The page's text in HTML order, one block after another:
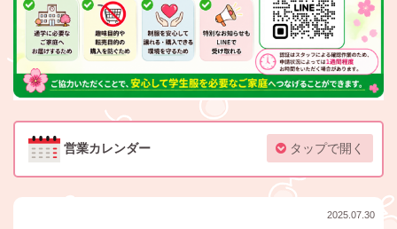
営業カレンダー タップで開く
2025.07.30